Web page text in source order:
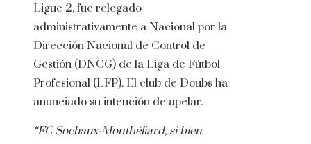
Ligue 2, fue relegado
administrativamente a Nacional por la
Dirección Nacional de Control de
Gestión (DNCG) de la Liga de Fútbol
Profesional (LFP). El club de Doubs ha
anunciado su intención de apelar.
“FC Sochaux-Montbéliard, si bien